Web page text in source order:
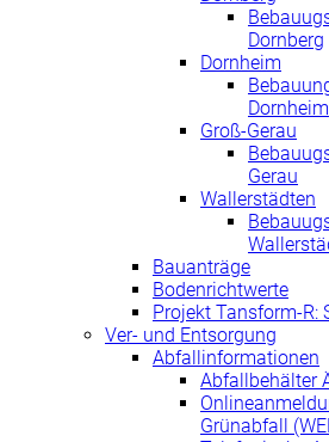
Dornberg
Dornheim
Dornheim
Groß-Gerau
Gerau
Wallerstädten
Bauanträge
Bodenrichtwerte
Projekt Tansform-R:
Ver- und Entsorgung
Abfallinformationen
Abfallbehälter
Grünabfall